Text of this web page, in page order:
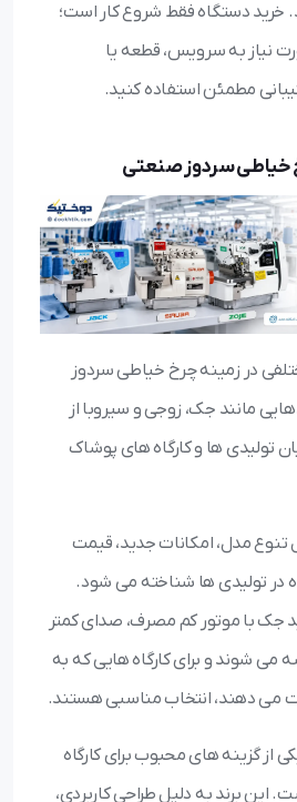
خرید دستگاه فقط شروع کار است؛
نیاز به سرویس، قطعه یا
مطمئن استفاده کنید.
خیاطی سردوز صنعتی
در زمینه چرخ خیاطی سردوز
مانند جک، زوجی و سیروبا از
تولیدی‌ ها و کارگاه‌ های پوشاک
تنوع مدل، امکانات جدید، قیمت
در تولیدی‌ ها شناخته می‌ شود.
جک با موتور کم‌ مصرف، صدای کمتر
می‌ شوند و برای کارگاه‌ هایی که به
می‌ دهند، انتخاب مناسبی هستند.
از گزینه‌ های محبوب برای کارگاه‌
برند به دلیل طراحی کاربردی،